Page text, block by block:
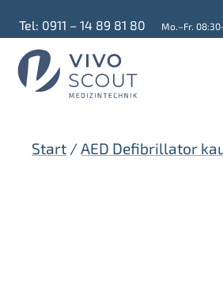
Inhalt
springen
Tel: 0911 – 14 89 81 80 Mo.–Fr.
Start /AED Defibrillator